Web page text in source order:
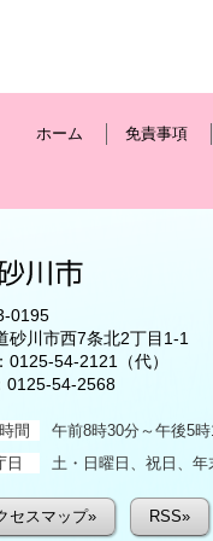
ホーム 免責事項
0195
砂川市西7条北2丁目1-1
0125-54-2121
（代）
0125-54-2568
間
午前8時30分～午後5時
日
土・日曜日、祝日、年
セスマップ» RSS»